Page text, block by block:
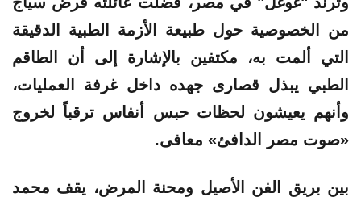
من الخصوصية حول طبيعة الأزمة الطبية الدقيقة
التي ألمت به، مكتفين بالإشارة إلى أن الطاقم
الطبي يبذل قصارى جهده داخل غرفة العمليات،
وأنهم يعيشون لحظات حبس أنفاس ترقباً لخروج
«صوت مصر الدافئ» معافى.
بين بريق الفن الأصيل ومحنة المرض، يقف محمد